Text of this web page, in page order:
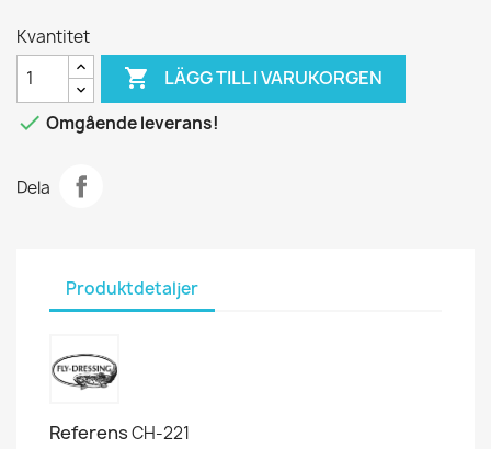
Kvantitet
 LÄGG TILL I VARUKORGEN
 Omgående leverans!
Dela
Produktdetaljer
ReferensCH-221